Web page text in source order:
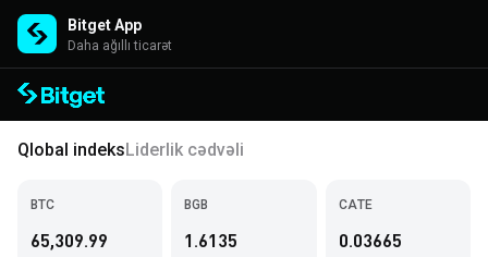
Bitget App
Daha ağıllı ticarət
Qlobal indeksLiderlik cədvəli
BTC
65,309.99
BGB
1.6135
CATE
0.03665